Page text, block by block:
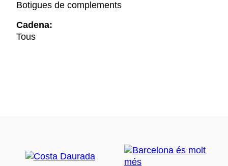
Botigues de complements
Cadena:
Tous